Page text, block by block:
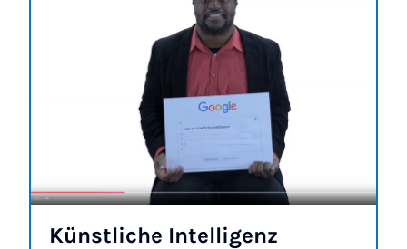
Künst­li­che In­tel­li­genz